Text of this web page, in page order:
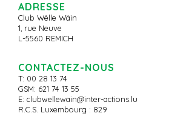
ADRESSE
Club Wëlle Wäin
1, rue Neuve
L-5560 REMICH
CONTACTEZ-NOUS
T: 00 28 13 74
GSM: 621 74 13 55
E: clubwellewain@inter-actions.lu
R.C.S. Luxembourg : 829